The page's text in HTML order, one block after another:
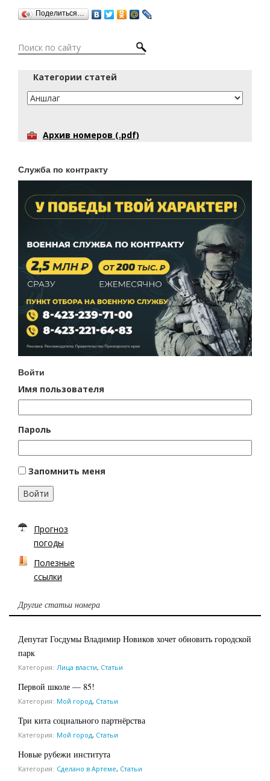
Поделиться…
Категории статей
Архив номеров (.pdf)
Служба по контракту
Войти
Имя пользователя
Пароль
Запомнить меня
Войти
Прогноз
погоды
Полезные
ссылки
Другие статьи номера
Депутат Госдумы Владимир Новиков хочет обновить городской
парк
Категория: Лица власти, Статьи
Первой школе — 85!
Категория: Мой город, Статьи
Три кита социального партнёрства
Категория: Мой город, Статьи
Новые рубежи института
Категория: Сделано в Артеме, Статьи